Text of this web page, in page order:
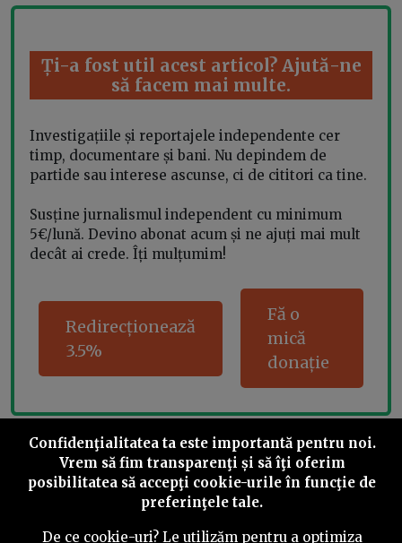
Ți-a fost util acest articol? Ajută-ne
să facem mai multe.
Investigațiile și reportajele independente cer
timp, documentare și bani. Nu depindem de
partide sau interese ascunse, ci de cititori ca tine.
Susține jurnalismul independent cu minimum
5€/lună. Devino abonat acum și ne ajuți mai mult
decât ai crede. Îți mulțumim!
Redirecționează
3.5%
Fă o
mică
donație
Share this
Confidenţialitatea ta este importantă pentru noi.
Vrem să fim transparenţi și să îţi oferim
posibilitatea să accepţi cookie-urile în funcţie de
preferinţele tale.
De ce cookie-uri? Le utilizăm pentru a optimiza